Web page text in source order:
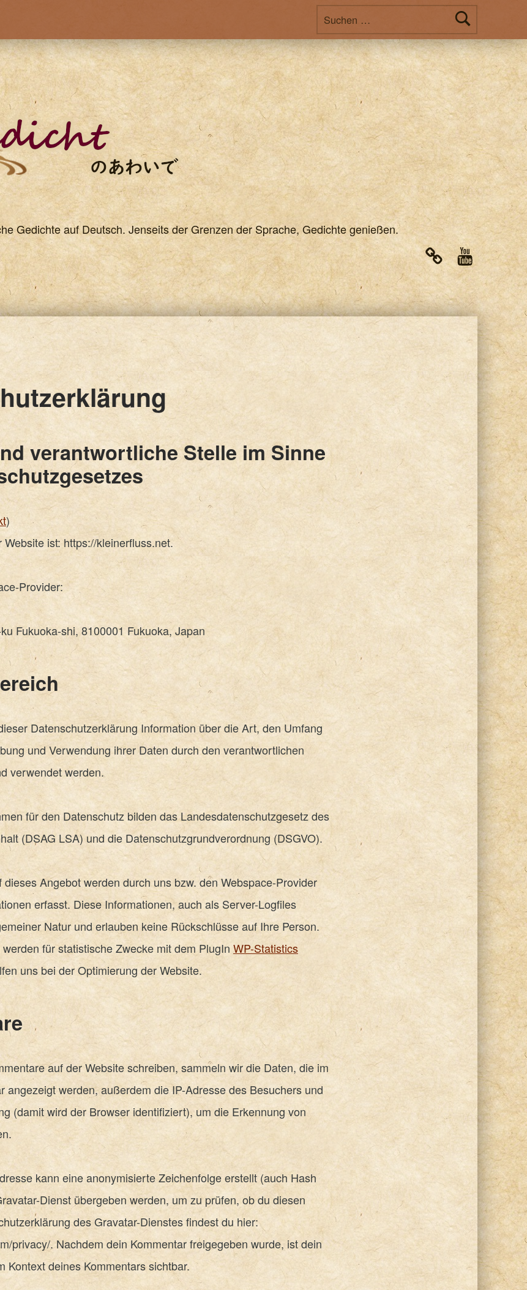
Suchen nach:
Gedichte auf Deutsch. Jenseits der Grenzen der Sprache, Gedichte genießen. noteYoutube
verantwortliche Stelle im Sinne
)
ist: https://kleinerfluss.net.
Provider:
Fukuoka-shi, 8100001 Fukuoka, Japan
Datenschutzerklärung Information über die Art, den Umfang
und Verwendung ihrer Daten durch den verantwortlichen
verwendet werden.
für den Datenschutz bilden das Landesdatenschutzgesetz des
(DSAG LSA) und die Datenschutzgrundverordnung (DSGVO).
Angebot werden durch uns bzw. den Webspace-Provider
erfasst. Diese Informationen, auch als Server-Logfiles
Natur und erlauben keine Rückschlüsse auf Ihre Person.
für statistische Zwecke mit dem PlugIn WP-Statistics
uns bei der Optimierung der Website.
auf der Website schreiben, sammeln wir die Daten, die im
angezeigt werden, außerdem die IP-Adresse des Besuchers und
(damit wird der Browser identifiziert), um die Erkennung von
kann eine anonymisierte Zeichenfolge erstellt (auch Hash
Dienst übergeben werden, um zu prüfen, ob du diesen
des Gravatar-Dienstes findest du hier:
privacy/. Nachdem dein Kommentar freigegeben wurde, ist dein
Kontext deines Kommentars sichtbar.